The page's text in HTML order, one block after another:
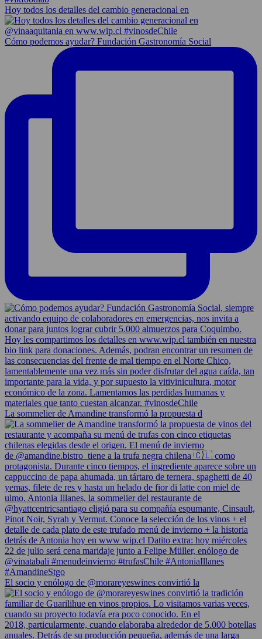
Hoy todos los detalles del cambio generacional en
Cómo podemos ayudar? Fundación Gastronomía Social
La sommelier de Amandine transformó la propuesta d
El socio y enólogo de @morareyeswines convirtió la